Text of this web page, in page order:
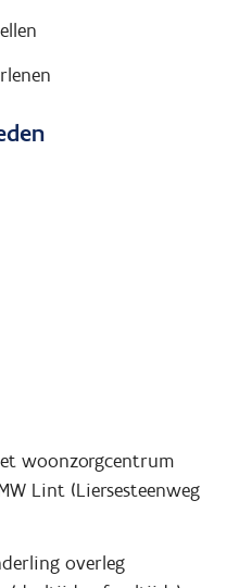
woonzorgcentrum
Lint (Liersesteenweg
overleg